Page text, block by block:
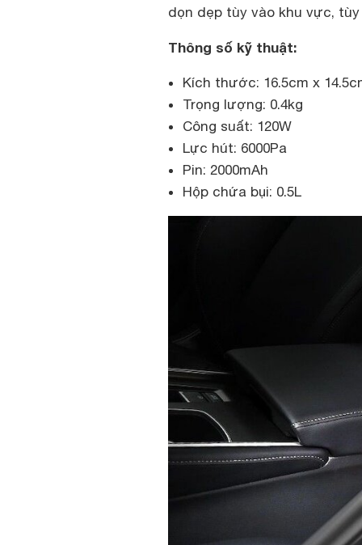
dọn dẹp tùy vào khu vực, tùy
Thông số kỹ thuật:
Kích thước: 16.5cm x
Trọng lượng: 0.4kg
Công suất: 120W
Lực hút: 6000Pa
Pin: 2000mAh
Hộp chứa bụi: 0.5L